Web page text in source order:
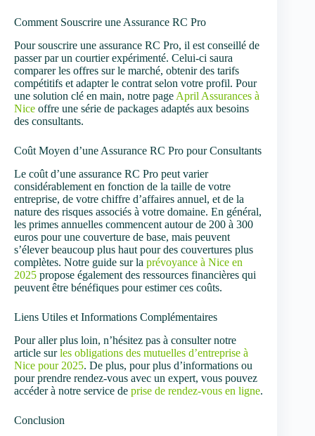
Comment Souscrire une Assurance RC Pro
Pour souscrire une assurance RC Pro, il est conseillé de
passer par un courtier expérimenté. Celui-ci saura
comparer les offres sur le marché, obtenir des tarifs
compétitifs et adapter le contrat selon votre profil. Pour
une solution clé en main, notre page April Assurances à
Nice offre une série de packages adaptés aux besoins
des consultants.
Coût Moyen d’une Assurance RC Pro pour Consultants
Le coût d’une assurance RC Pro peut varier
considérablement en fonction de la taille de votre
entreprise, de votre chiffre d’affaires annuel, et de la
nature des risques associés à votre domaine. En général,
les primes annuelles commencent autour de 200 à 300
euros pour une couverture de base, mais peuvent
s’élever beaucoup plus haut pour des couvertures plus
complètes. Notre guide sur la prévoyance à Nice en
2025 propose également des ressources financières qui
peuvent être bénéfiques pour estimer ces coûts.
Liens Utiles et Informations Complémentaires
Pour aller plus loin, n’hésitez pas à consulter notre
article surles obligations des mutuelles d’entreprise à
Nice pour 2025. De plus, pour plus d’informations ou
pour prendre rendez-vous avec un expert, vous pouvez
accéder à notre service de prise de rendez-vous en ligne.
Conclusion